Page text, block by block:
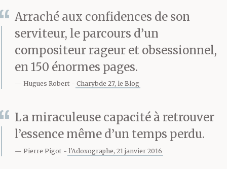
extraordinaires, ils ne
sont que des êtres
humains et ils sont
pires que la plupart des
qu’ils prostituent leurs
dons. C’est ce qu’il a dit.
Prostituent leurs dons.
Arraché aux confidences de son
serviteur, le parcours d’un
compositeur rageur et obsessionnel,
en 150 énormes pages.
Hugues Robert Charybde 27, le Blog
La miraculeuse capacité à retrouver
l’essence même d’un temps perdu.
Pierre Pigot l'Adoxographe, 21 janvier 2016